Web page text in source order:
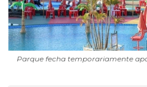
Parque fecha temporariamente